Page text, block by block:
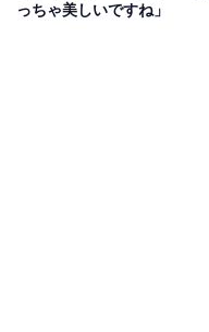
っちゃ美しいですね」